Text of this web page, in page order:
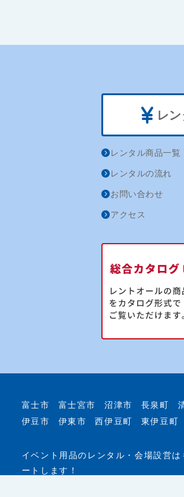
レ
レンタル商品一覧
レンタルの流れ
お問い合わせ
アクセス
富士市 富士宮市 沼津市 長泉町
伊豆市
伊東市 西伊豆町 東伊豆町
イベント用品のレンタル・会場設営
ートします！